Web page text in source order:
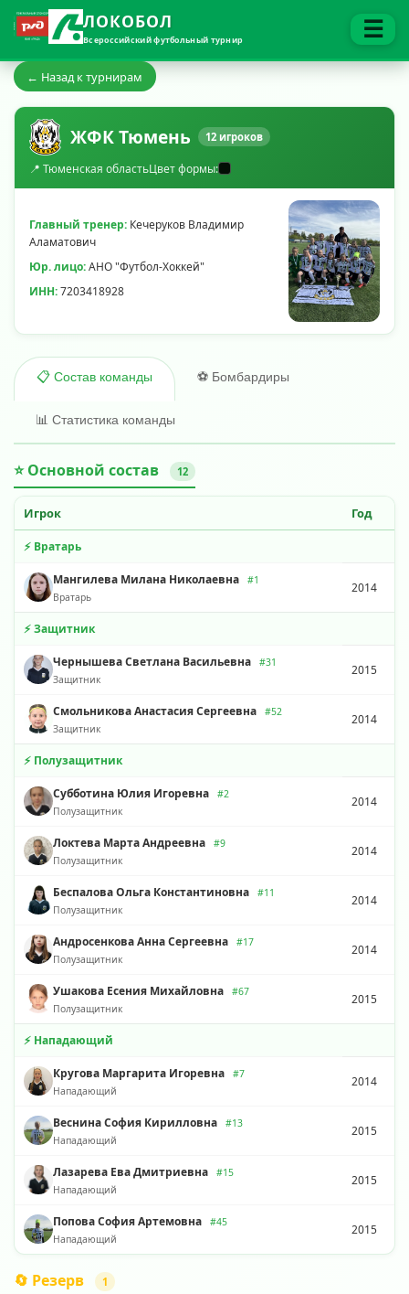
ЛОКОБОЛ
Всероссийский футбольный турнир ☰
← Назад к турнирам
ЖФК Тюмень 12 игроков
📍 Тюменская областьЦвет формы:
Главный тренер: Кечеруков Владимир
Аламатович
Юр. лицо:АНО "Футбол-Хоккей"
ИНН:7203418928
📋 Состав команды ⚽ Бомбардиры
📊 Статистика команды
⭐ Основной состав 12
Игрок Год
⚡ Вратарь
Мангилева Милана Николаевна
#1
Вратарь
2014
⚡ Защитник
Чернышева Светлана Васильевна
#31
Защитник
2015
Смольникова Анастасия Сергеевна
#52
Защитник
2014
⚡ Полузащитник
Субботина Юлия Игоревна
#2
Полузащитник
2014
Локтева Марта Андреевна
#9
Полузащитник
2014
Беспалова Ольга Константиновна
#11
Полузащитник
2014
Андросенкова Анна Сергеевна
#17
Полузащитник
2014
Ушакова Есения Михайловна
#67
Полузащитник
2015
⚡ Нападающий
Кругова Маргарита Игоревна
#7
Нападающий
2014
Веснина София Кирилловна
#13
Нападающий
2015
Лазарева Ева Дмитриевна
#15
Нападающий
2015
Попова София Артемовна
#45
Нападающий
2015
🔄 Резерв 1